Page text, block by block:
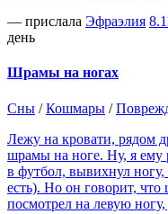
— прислала Эфраэлия
день
Шрамы на ногах
Сны /Кошмары /
Лежу на кровати, рядом
шрамы на ноге. Ну, я ему
в футбол, вывихнул
есть). Но он говорит,
посмотрел на левую